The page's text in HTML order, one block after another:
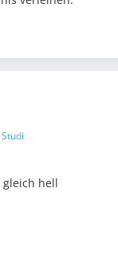
Studi
gleich hell